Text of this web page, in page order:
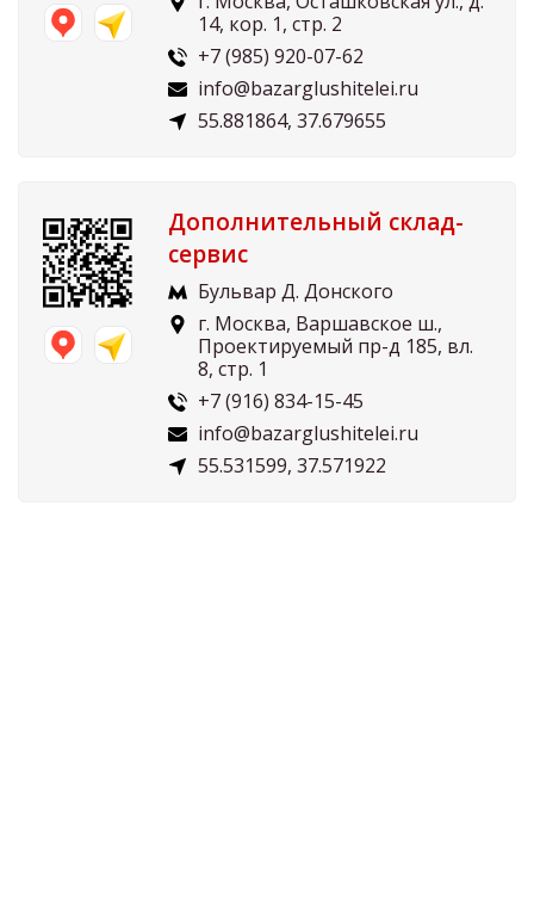
14, кор. 1, стр. 2
+7 (985) 920-07-62
info@bazarglushitelei.ru
55.881864, 37.679655
Дополнительный склад-
сервис
Бульвар Д. Донского
г. Москва, Варшавское ш.,
Проектируемый пр-д 185, вл.
8, стр. 1
+7 (916) 834-15-45
info@bazarglushitelei.ru
55.531599, 37.571922